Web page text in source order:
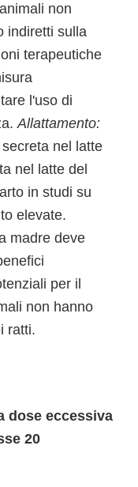
non
indiretti sulla
terapeutiche
l'uso di
Allattamento:
nel latte
nel latte del
in studi su
elevate.
madre deve
per il
non hanno
ratti.
dose eccessiva
20